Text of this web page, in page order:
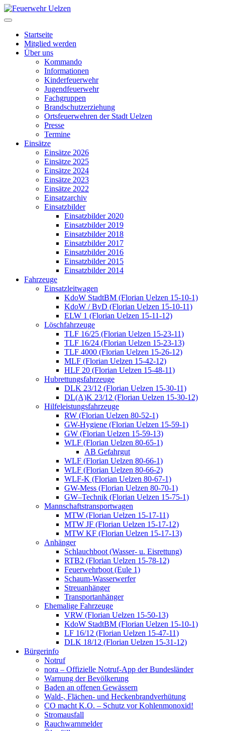
Startseite
Mitglied werden
Über uns
Kommando
Informationen
Kinderfeuerwehr
Jugendfeuerwehr
Fachgruppen
Brandschutzerziehung
Ortsfeuerwehren der Stadt Uelzen
Presse
Termine
Einsätze
Einsätze 2026
Einsätze 2025
Einsätze 2024
Einsätze 2023
Einsätze 2022
Einsatzarchiv
Einsatzbilder
Einsatzbilder 2020
Einsatzbilder 2019
Einsatzbilder 2018
Einsatzbilder 2017
Einsatzbilder 2016
Einsatzbilder 2015
Einsatzbilder 2014
Fahrzeuge
Einsatzleitwagen
KdoW StadtBM (Florian Uelzen 15-10-1)
KdoW / BvD (Florian Uelzen 15-10-11)
ELW 1 (Florian Uelzen 15-11-12)
Löschfahrzeuge
TLF 16/25 (Florian Uelzen 15-23-11)
TLF 16/24 (Florian Uelzen 15-23-13)
TLF 4000 (Florian Uelzen 15-26-12)
MLF (Florian Uelzen 15-42-12)
HLF 20 (Florian Uelzen 15-48-11)
Hubrettungsfahrzeuge
DLK 23/12 (Florian Uelzen 15-30-11)
DL(A)K 23/12 (Florian Uelzen 15-30-12)
Hilfeleistungsfahrzeuge
RW (Florian Uelzen 80-52-1)
GW-Hygiene (Florian Uelzen 15-59-1)
GW (Florian Uelzen 15-59-13)
WLF (Florian Uelzen 80-65-1)
AB Gefahrgut
WLF (Florian Uelzen 80-66-1)
WLF (Florian Uelzen 80-66-2)
WLF-K (Florian Uelzen 80-67-1)
GW-Mess (Florian Uelzen 80-70-1)
GW–Technik (Florian Uelzen 15-75-1)
Mannschaftstransportwagen
MTW (Florian Uelzen 15-17-11)
MTW JF (Florian Uelzen 15-17-12)
MTW KF (Florian Uelzen 15-17-13)
Anhänger
Schlauchboot (Wasser- u. Eisrettung)
RTB2 (Florian Uelzen 15-78-12)
Feuerwehrboot (Eule 1)
Schaum-Wasserwerfer
Streuanhänger
Transportanhänger
Ehemalige Fahrzeuge
VRW (Florian Uelzen 15-50-13)
KdoW StadtBM (Florian Uelzen 15-10-1)
LF 16/12 (Florian Uelzen 15-47-11)
DLK 18/12 (Florian Uelzen 15-31-12)
Bürgerinfo
Notruf
nora – Offizielle Notruf-App der Bundesländer
Warnung der Bevölkerung
Baden an offenen Gewässern
Wald-, Flächen- und Heckenbrandverhütung
CO macht K.O. – Schutz vor Kohlenmonoxid!
Stromausfall
Rauchwarnmelder